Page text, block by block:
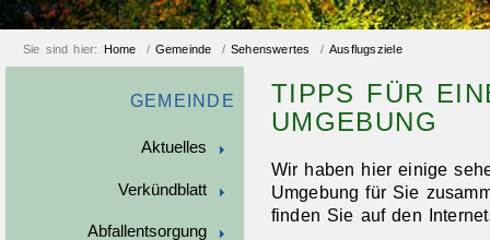
Sie sind hier: Home / Gemeinde /Sehenswertes /Ausflugsziele
GEMEINDE
Aktuelles
Verkündblatt
Abfallentsorgung
TIPPS FÜR
UMGEBUNG
Wir haben hier einige
Umgebung für Sie
finden Sie auf den